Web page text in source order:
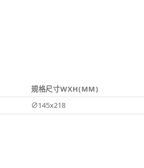
規格尺寸WXH(MM)
∅145x218